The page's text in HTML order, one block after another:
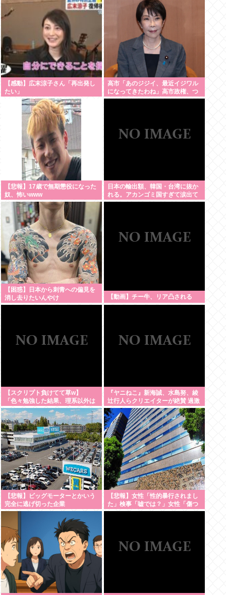
【感動】広末涼子さん「再出発し
たい」
高市「あのジジイ、最近イジワル
になってきたわね」高市政権、つ
いに麻生切り！嫌儲はどっちにつ
【悲報】17歳で無期懲役になった
奴、怖いwww
日本の輸出額、韓国・台湾に抜か
れる。アカンゴミ国すぎて涙出て
きた…
【困惑】日本から刺青への偏見を
消し去りたいんやけ
ど・・・・・・・・・
【動画】チー牛、リア凸される
【スクリプト負けてて草w】
「色々勉強した結果、理系以外は
エラー品だと気付いた【ガチ】」
について、もっと具体的に話そう
か
『ヤニねこ』新海誠、水島努、綾
辻行人らクリエイターが絶賛 過激
描写はBPOでも議論に
【悲報】ビッグモーターとかいう
完全に逃げ切った企業
【悲報】女性「性的暴行されまし
た」検事「嘘では？」女性「傷つ
いたので訴えます」